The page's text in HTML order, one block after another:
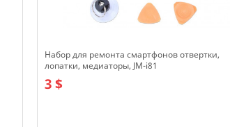
Набор для ремонта смартфонов отвертки,
лопатки, медиаторы, JM-i81
3 $